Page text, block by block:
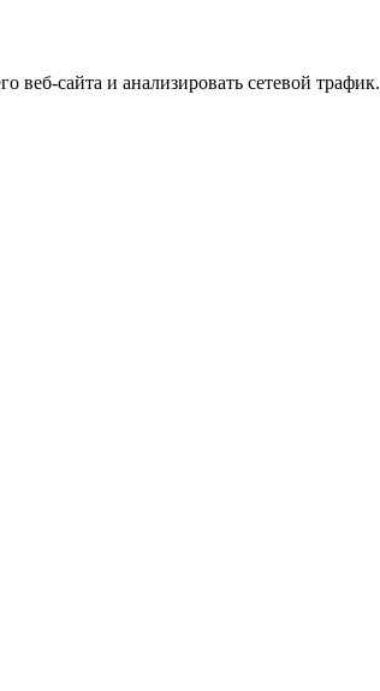
сайта и анализировать сетевой трафик.